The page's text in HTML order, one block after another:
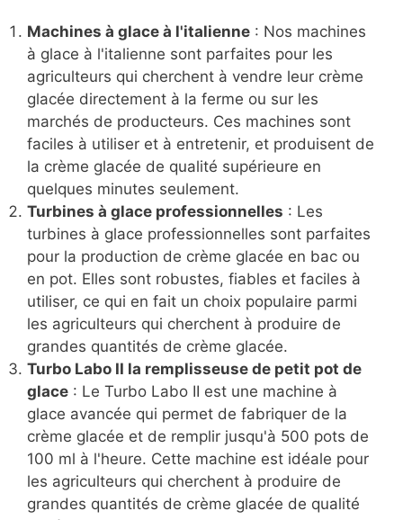
Machines à glace à l'italienne : Nos machines
à glace à l'italienne sont parfaites pour les
agriculteurs qui cherchent à vendre leur crème
glacée directement à la ferme ou sur les
marchés de producteurs. Ces machines sont
faciles à utiliser et à entretenir, et produisent de
la crème glacée de qualité supérieure en
quelques minutes seulement.
Turbines à glace professionnelles : Les
turbines à glace professionnelles sont parfaites
pour la production de crème glacée en bac ou
en pot. Elles sont robustes, fiables et faciles à
utiliser, ce qui en fait un choix populaire parmi
les agriculteurs qui cherchent à produire de
grandes quantités de crème glacée.
Turbo Labo II la remplisseuse de petit pot de
glace : Le Turbo Labo II est une machine à
glace avancée qui permet de fabriquer de la
crème glacée et de remplir jusqu'à 500 pots de
100 ml à l'heure. Cette machine est idéale pour
les agriculteurs qui cherchent à produire de
grandes quantités de crème glacée de qualité